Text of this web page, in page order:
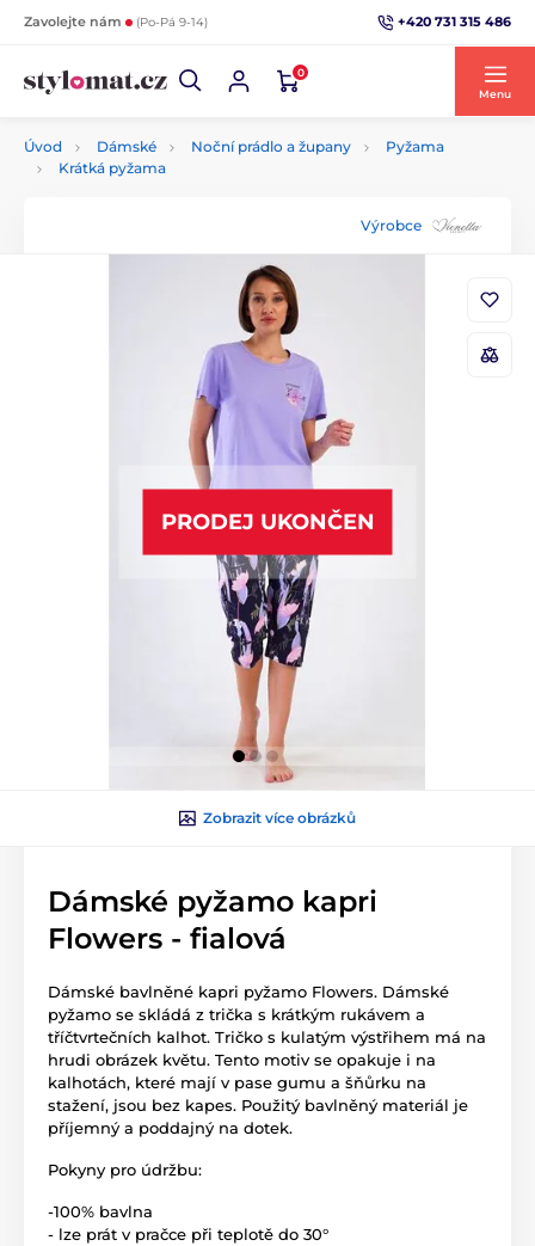
Zavolejte nám (Po-Pá 9-14) +420 731 315 486
0
Menu
Úvod Dámské Noční prádlo a župany
Pyžama
Krátká pyžama
Výrobce
PRODEJ UKONČEN
Zobrazit více obrázků
Dámské pyžamo kapri
Flowers - fialová
Dámské bavlněné kapri pyžamo Flowers. Dámské
pyžamo se skládá z trička s krátkým rukávem a
tříčtvrtečních kalhot. Tričko s kulatým výstřihem má na
hrudi obrázek květu. Tento motiv se opakuje i na
kalhotách, které mají v pase gumu a šňůrku na
stažení, jsou bez kapes. Použitý bavlněný materiál je
příjemný a poddajný na dotek.
Pokyny pro údržbu:
-100% bavlna
- lze prát v pračce při teplotě do 30°